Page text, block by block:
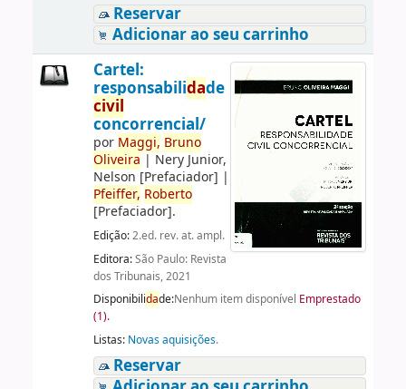
Reservar
Adicionar ao seu carrinho
Cartel:
responsabilidade
civil
concorrencial/
por Maggi, Bruno
Oliveira | Nery Junior,
Nelson [Prefaciador] |
Pfeiffer, Roberto
[Prefaciador].
Edição:2.ed. rev. at. ampl.
Editora:São Paulo: Revista
dos Tribunais, 2021
Disponibilidade:Nenhum item disponível Emprestado
(1).
Listas: Novas aquisições.
Reservar